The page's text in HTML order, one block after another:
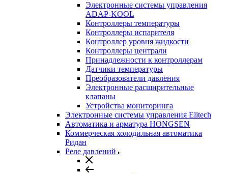
Электронные системы управления
ADAP-KOOL
Контроллеры температуры
Контроллеры испарителя
Контроллер уровня жидкости
Контроллеры централи
Принадлежности к контроллерам
Датчики температуры
Преобразователи давления
Электронные расширительные
клапаны
Устройства мониторинга
Электронные системы управления Elitech
Автоматика и арматура HONGSEN
Коммерческая холодильная автоматика
Ридан
Реле давлений